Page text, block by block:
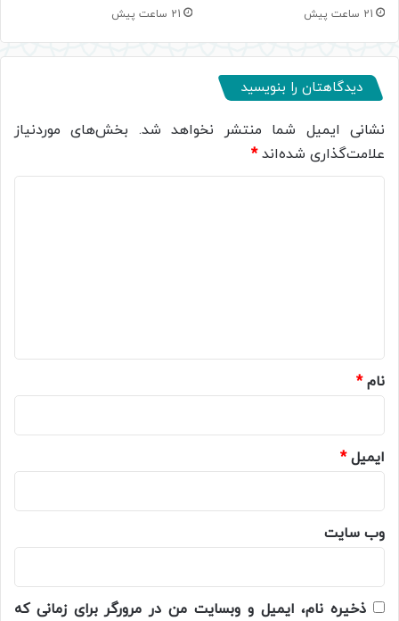
21 ساعت پیش 21 ساعت پیش
دیدگاهتان را بنویسید
نشانی ایمیل شما منتشر نخواهد شد. بخش‌های موردنیاز
علامت‌گذاری شده‌اند*
نام*
ایمیل*
وب‌ سایت
ذخیره نام، ایمیل و وبسایت من در مرورگر برای زمانی که